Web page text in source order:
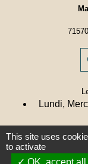
Lundi,
Certains
This site uses
to activate
OK, accept all